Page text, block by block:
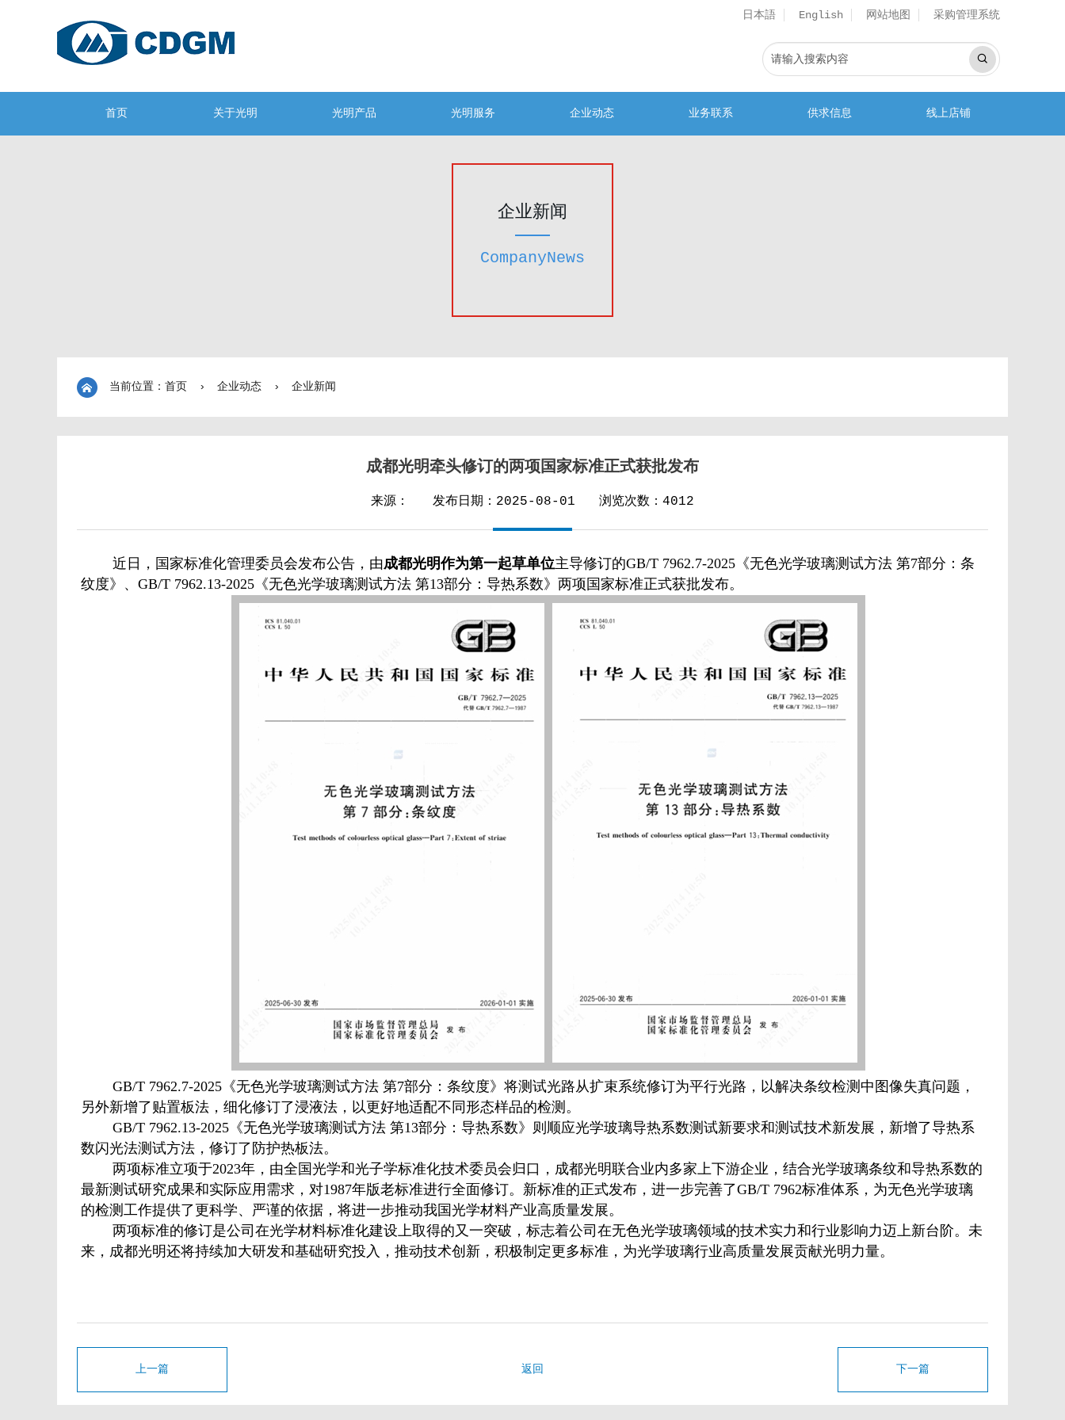
日本語 English 网站地图 采购管理系统
首页 关于光明 光明产品 光明服务 企业动态 业务联系 供求信息 线上店铺
企业新闻
CompanyNews
当前位置：首页 › 企业动态 › 企业新闻
成都光明牵头修订的两项国家标准正式获批发布
来源： 发布日期：2025-08-01 浏览次数：4012
近日，国家标准化管理委员会发布公告，由成都光明作为第一起草单位主导修订的GB/T 7962.7-2025《无色光学玻璃测试方法 第7部分：条
纹度》、GB/T 7962.13-2025《无色光学玻璃测试方法 第13部分：导热系数》两项国家标准正式获批发布。
GB/T 7962.7-2025《无色光学玻璃测试方法 第7部分：条纹度》将测试光路从扩束系统修订为平行光路，以解决条纹检测中图像失真问题，
另外新增了贴置板法，细化修订了浸液法，以更好地适配不同形态样品的检测。
GB/T 7962.13-2025《无色光学玻璃测试方法 第13部分：导热系数》则顺应光学玻璃导热系数测试新要求和测试技术新发展，新增了导热系
数闪光法测试方法，修订了防护热板法。
两项标准立项于2023年，由全国光学和光子学标准化技术委员会归口，成都光明联合业内多家上下游企业，结合光学玻璃条纹和导热系数的
最新测试研究成果和实际应用需求，对1987年版老标准进行全面修订。新标准的正式发布，进一步完善了GB/T 7962标准体系，为无色光学玻璃
的检测工作提供了更科学、严谨的依据，将进一步推动我国光学材料产业高质量发展。
两项标准的修订是公司在光学材料标准化建设上取得的又一突破，标志着公司在无色光学玻璃领域的技术实力和行业影响力迈上新台阶。未
来，成都光明还将持续加大研发和基础研究投入，推动技术创新，积极制定更多标准，为光学玻璃行业高质量发展贡献光明力量。
上一篇 返回 下一篇